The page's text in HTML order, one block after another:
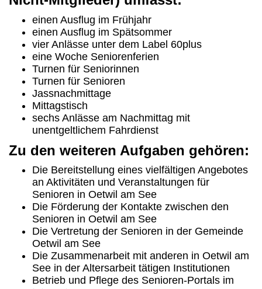
einen Ausflug im Frühjahr
einen Ausflug im Spätsommer
vier Anlässe unter dem Label 60plus
eine Woche Seniorenferien
Turnen für Seniorinnen
Turnen für Senioren
Jassnachmittage
Mittagstisch
sechs Anlässe am Nachmittag mit
unentgeltlichem Fahrdienst
Zu den weiteren Aufgaben gehören:
Die Bereitstellung eines vielfältigen Angebotes
an Aktivitäten und Veranstaltungen für
Senioren in Oetwil am See
Die Förderung der Kontakte zwischen den
Senioren in Oetwil am See
Die Vertretung der Senioren in der Gemeinde
Oetwil am See
Die Zusammenarbeit mit anderen in Oetwil am
See in der Altersarbeit tätigen Institutionen
Betrieb und Pflege des Senioren-Portals im